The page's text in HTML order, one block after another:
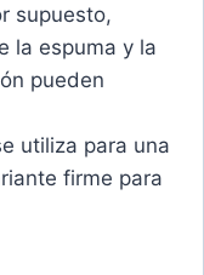
supuesto,
la espuma y la
pueden
utiliza para una
firme para